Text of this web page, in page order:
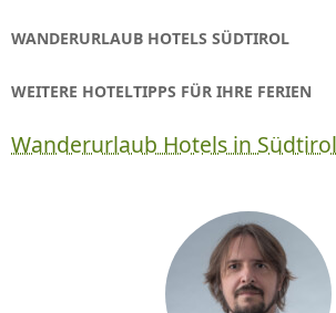
WANDERURLAUB HOTELS SÜDTIROL
WEITERE HOTELTIPPS FÜR IHRE FERIEN
Wanderurlaub Hotels in Südtirol